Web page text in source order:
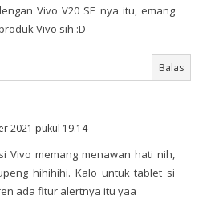
Vivo V20 SE nya itu, emang
Vivo sih :D
Balas
2021 pukul 19.14
Vivo memang menawan hati nih,
hihihihi. Kalo untuk tablet si
ada fitur alertnya itu yaa